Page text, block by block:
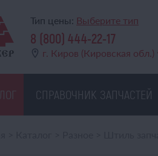
Тип цены: Выберите тип
8 (800) 444-22-17
г. Киров (Кировская обл.)
СПРАВОЧНИК ЗАПЧАСТЕЙ